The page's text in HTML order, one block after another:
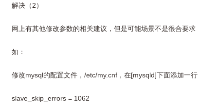
解决（2）
网上有其他修改参数的相关建议，但是可能场景不是很合要求
如：
修改mysql的配置文件，/etc/my.cnf，在[mysqld]下面添加一行
slave_skip_errors = 1062